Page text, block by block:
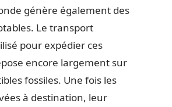
génère également des
Le transport
pour expédier ces
encore largement sur
fossiles. Une fois les
à destination, leur